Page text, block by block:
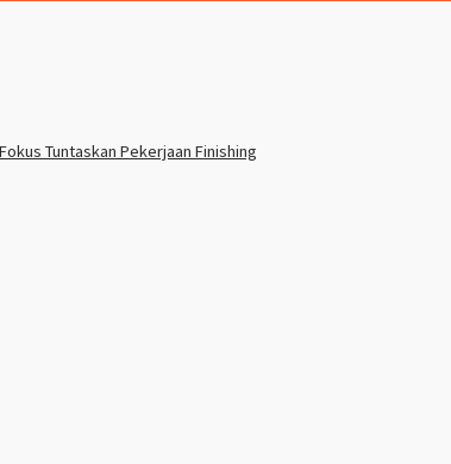
Tuntaskan Pekerjaan Finishing